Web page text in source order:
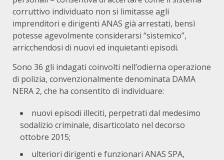
corruttivo individuato non si limitasse agli
imprenditori e dirigenti ANAS già arrestati, bensì
potesse agevolmente considerarsi “sistemico”,
arricchendosi di nuovi ed inquietanti episodi.
Sono 36 gli indagati coinvolti nell’odierna operazione
di polizia, convenzionalmente denominata DAMA
NERA 2, che ha consentito di individuare:
nuovi episodi illeciti, perpetrati dal medesimo
sodalizio criminale, disarticolato nel decorso
ottobre 2015;
ulteriori dirigenti e funzionari ANAS SPA,